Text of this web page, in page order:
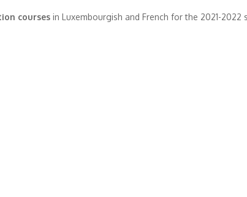
courses in Luxembourgish and French for the 2021-2022